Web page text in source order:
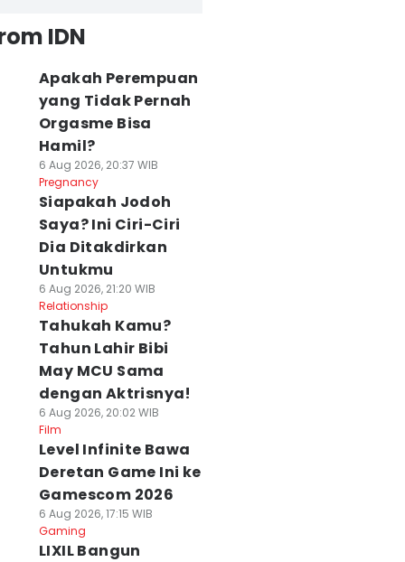
IDN
Apakah Perempuan
yang Tidak Pernah
Orgasme Bisa
Hamil?
6 Aug 2026, 20:37 WIB
Pregnancy
Siapakah Jodoh
Saya? Ini Ciri-Ciri
Dia Ditakdirkan
Untukmu
6 Aug 2026, 21:20 WIB
Relationship
Tahukah Kamu?
Tahun Lahir Bibi
May MCU Sama
dengan Aktrisnya!
6 Aug 2026, 20:02 WIB
Film
Level Infinite Bawa
Deretan Game Ini ke
Gamescom 2026
6 Aug 2026, 17:15 WIB
Gaming
LIXIL Bangun